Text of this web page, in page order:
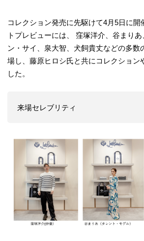
コレクション発売に先駆けて4月5日に開
トプレビューには、 窪塚洋介、谷まり
ン・サイ、泉大智、犬飼貴丈などの多数
場し、藤原ヒロシ氏と共にコレクション
した。
来場セレブリティ